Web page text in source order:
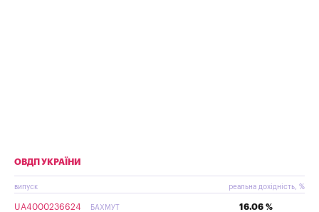
ОВДП УКРАЇНИ
випуск реальна дохідність, %
UA4000236624 БАХМУТ 16.06 %